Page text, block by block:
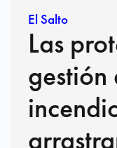
El Salto
Las
gestión